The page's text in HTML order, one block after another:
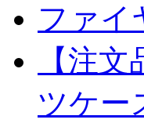
ファイ
【注
ツケー